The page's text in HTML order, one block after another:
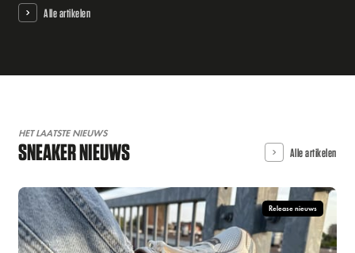
Alle artikelen
HET LAATSTE NIEUWS
SNEAKER NIEUWS Alle artikelen
Release nieuws